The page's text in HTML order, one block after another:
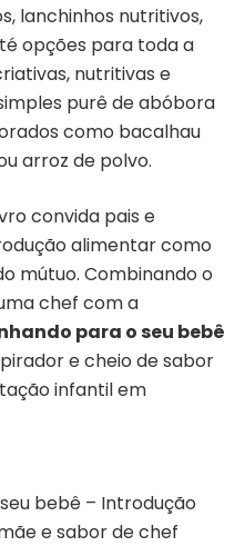
lanchinhos nutritivos,
opções para toda a
nutritivas e
purê de abóbora
como bacalhau
arroz de polvo.
convida pais e
alimentar como
mútuo. Combinando o
chef com a
para o seu bebê
e cheio de sabor
infantil em
bebê – Introdução
e sabor de chef